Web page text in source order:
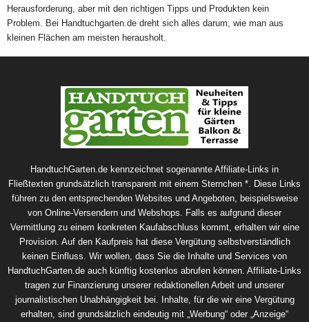
Herausforderung, aber mit den richtigen Tipps und Produkten kein
Problem. Bei Handtuchgarten.de dreht sich alles darum, wie man aus
kleinen Flächen am meisten herausholt.
HandtuchGarten.de kennzeichnet sogenannte Affiliate-Links in
Fließtexten grundsätzlich transparent mit einem Sternchen *. Diese Links
führen zu den entsprechenden Websites und Angeboten, beispielsweise
von Online-Versendern und Webshops. Falls es aufgrund dieser
Vermittlung zu einem konkreten Kaufabschluss kommt, erhalten wir eine
Provision. Auf den Kaufpreis hat diese Vergütung selbstverständlich
keinen Einfluss. Wir wollen, dass Sie die Inhalte und Services von
HandtuchGarten.de auch künftig kostenlos abrufen können. Affiliate-Links
tragen zur Finanzierung unserer redaktionellen Arbeit und unserer
journalistischen Unabhängigkeit bei. Inhalte, für die wir eine Vergütung
erhalten, sind grundsätzlich eindeutig mit „Werbung“ oder „Anzeige“